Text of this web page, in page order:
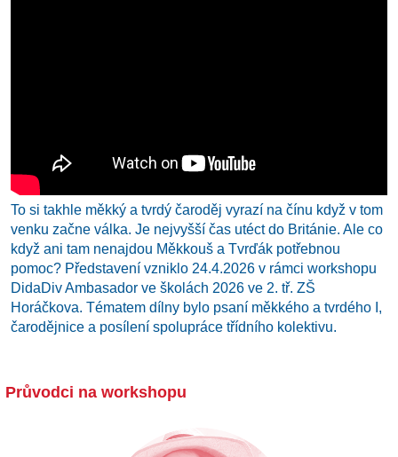
To si takhle měkký a tvrdý čaroděj vyrazí na čínu když v tom
venku začne válka. Je nejvyšší čas utéct do Británie. Ale co
když ani tam nenajdou Měkkouš a Tvrďák potřebnou
pomoc? Představení vzniklo 24.4.2026 v rámci workshopu
DidaDiv Ambasador ve školách 2026 ve 2. tř. ZŠ
Horáčkova. Tématem dílny bylo psaní měkkého a tvrdého I,
čarodějnice a posílení spolupráce třídního kolektivu.
Průvodci na workshopu